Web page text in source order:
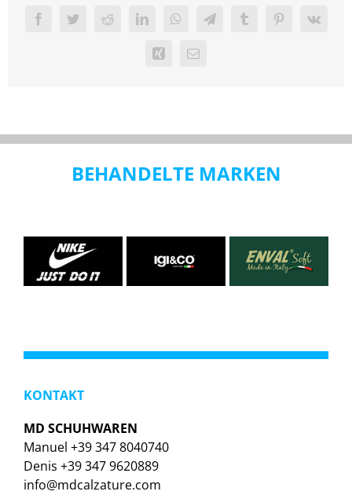
FacebookTwitterRedditLinkedInWhatsAppTelegramTumblrPinterest
Vk
Xing Email
BEHANDELTE MARKEN
KONTAKT
MD SCHUHWAREN
Manuel +39 347 8040740
Denis +39 347 9620889
info@mdcalzature.com